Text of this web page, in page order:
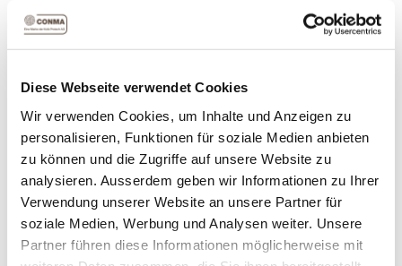
Diese Webseite verwendet Cookies
Wir verwenden Cookies, um Inhalte und Anzeigen zu
personalisieren, Funktionen für soziale Medien anbieten
zu können und die Zugriffe auf unsere Website zu
analysieren. Ausserdem geben wir Informationen zu Ihrer
Verwendung unserer Website an unsere Partner für
soziale Medien, Werbung und Analysen weiter. Unsere
Partner führen diese Informationen möglicherweise mit
MEHRFELD CUBOLA® FREISTEHEND